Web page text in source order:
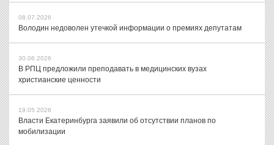
08.07.2026
Володин недоволен утечкой информации о премиях депутатам
30.06.2026
В РПЦ предложили преподавать в медицинских вузах
христианские ценности
19.05.2026
Власти Екатеринбурга заявили об отсутствии планов по
мобилизации